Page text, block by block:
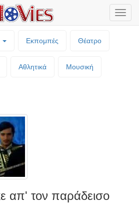
Εκπομπές Θέατρο
Αθλητικά Μουσική
απ' τον παράδεισο